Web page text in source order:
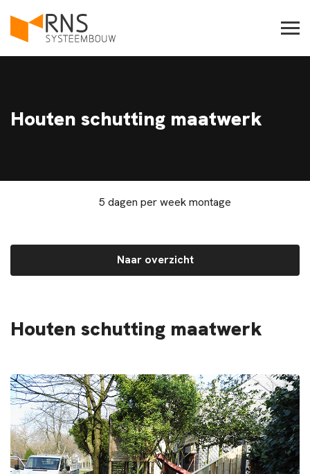
Houten schutting maatwerk
5 dagen per week montage
Naar overzicht
Houten schutting maatwerk